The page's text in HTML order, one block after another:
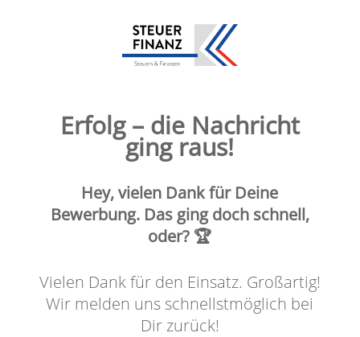
Erfolg – die Nachricht
ging raus!
Hey, vielen Dank für Deine
Bewerbung. Das ging doch schnell,
oder? 🏆
Vielen Dank für den Einsatz. Großartig!
Wir melden uns schnellstmöglich bei
Dir zurück!